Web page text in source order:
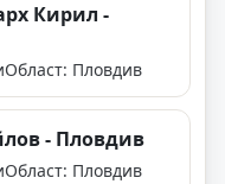
Кирил -
Област: Пловдив
- Пловдив
Област: Пловдив